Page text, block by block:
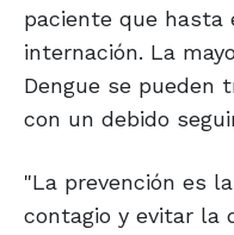
paciente que hasta
internación. La
Dengue se pueden
con un debido
"La prevención es
contagio y evitar la